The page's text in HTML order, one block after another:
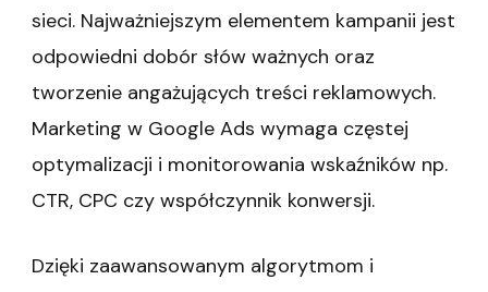
sieci. Najważniejszym elementem kampanii jest
odpowiedni dobór słów ważnych oraz
tworzenie angażujących treści reklamowych.
Marketing w Google Ads wymaga częstej
optymalizacji i monitorowania wskaźników np.
CTR, CPC czy współczynnik konwersji.
Dzięki zaawansowanym algorytmom i